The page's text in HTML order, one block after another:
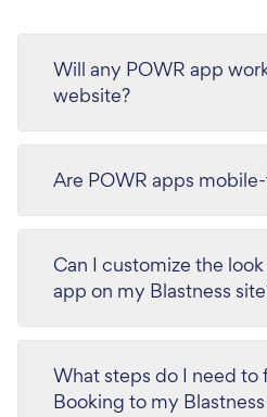
Will any POWR app
website?
Are POWR apps
Can I customize the
app on my Blastness
What steps do I need to
Booking to my